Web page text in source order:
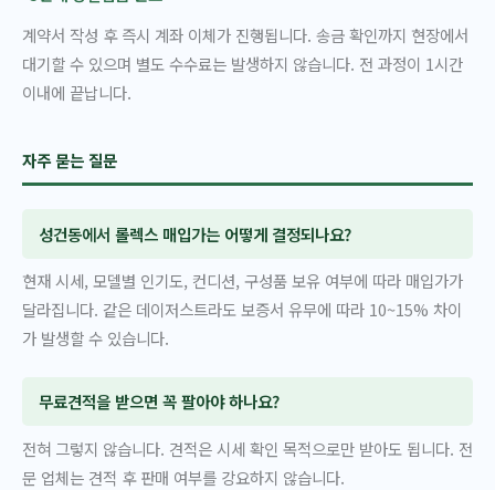
계약서 작성 후 즉시 계좌 이체가 진행됩니다. 송금 확인까지 현장에서
대기할 수 있으며 별도 수수료는 발생하지 않습니다. 전 과정이 1시간
이내에 끝납니다.
자주 묻는 질문
성건동에서 롤렉스 매입가는 어떻게 결정되나요?
현재 시세, 모델별 인기도, 컨디션, 구성품 보유 여부에 따라 매입가가
달라집니다. 같은 데이저스트라도 보증서 유무에 따라 10~15% 차이
가 발생할 수 있습니다.
무료견적을 받으면 꼭 팔아야 하나요?
전혀 그렇지 않습니다. 견적은 시세 확인 목적으로만 받아도 됩니다. 전
문 업체는 견적 후 판매 여부를 강요하지 않습니다.